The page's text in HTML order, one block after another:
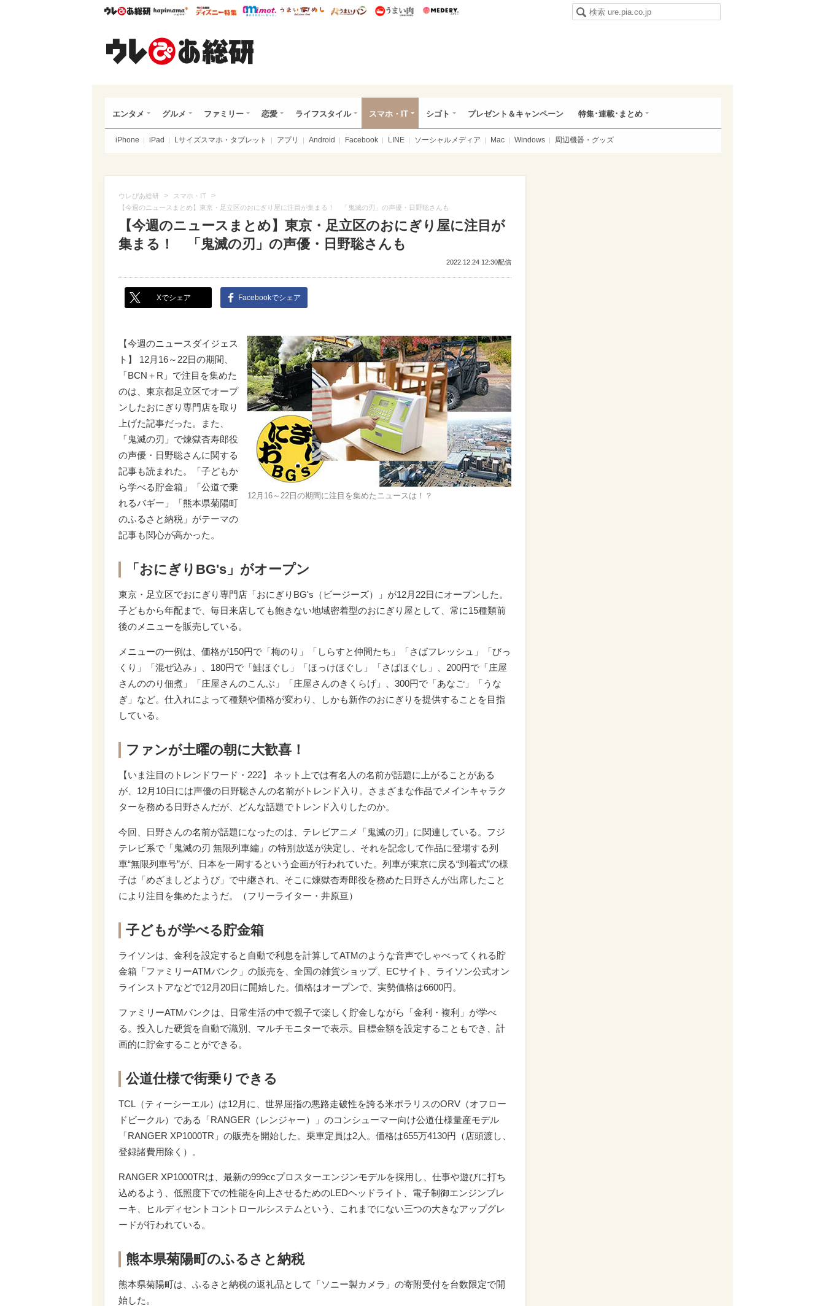
ウレぴあ総研ハピママ* ウレぴあ総研 ディズニー特集
mimot. うまいめし うまいパン うまい肉
エンタメ グルメ ファミリー 恋愛 ライフスタイル スマホ・IT シゴト プレゼント＆キャンペーン 特集･連載･まとめ
iPhone iPad Lサイズスマホ・タブレット アプリ Android Facebook LINE ソーシャルメディア Mac Windows 周辺機器・グッズ
ウレぴあ総研 > スマホ・IT >
【今週のニュースまとめ】東京・足立区のおにぎり屋に注目が集まる！ 「鬼滅の刃」の声優・日野聡さんも
【今週のニュースまとめ】東京・足立区のおにぎり屋に注目が
集まる！ 「鬼滅の刃」の声優・日野聡さんも
2022.12.24 12:30配信
Xでシェア Facebookでシェア
12月16～22日の期間に注目を集めたニュースは！？
【今週のニュースダイジェス
ト】 12月16～22日の期間、
「BCN＋R」で注目を集めた
のは、東京都足立区でオープ
ンしたおにぎり専門店を取り
上げた記事だった。また、
「鬼滅の刃」で煉獄杏寿郎役
の声優・日野聡さんに関する
記事も読まれた。「子どもか
ら学べる貯金箱」「公道で乗
れるバギー」「熊本県菊陽町
のふるさと納税」がテーマの
記事も関心が高かった。
「おにぎりBG's」がオープン
東京・足立区でおにぎり専門店「おにぎりBG's（ビージーズ）」が12月22日にオープンした。
子どもから年配まで、毎日来店しても飽きない地域密着型のおにぎり屋として、常に15種類前
後のメニューを販売している。
メニューの一例は、価格が150円で「梅のり」「しらすと仲間たち」「さばフレッシュ」「びっ
くり」「混ぜ込み」、180円で「鮭ほぐし」「ほっけほぐし」「さばほぐし」、200円で「庄屋
さんののり佃煮」「庄屋さんのこんぶ」「庄屋さんのきくらげ」、300円で「あなご」「うな
ぎ」など。仕入れによって種類や価格が変わり、しかも新作のおにぎりを提供することを目指
している。
ファンが土曜の朝に大歓喜！
【いま注目のトレンドワード・222】 ネット上では有名人の名前が話題に上がることがある
が、12月10日には声優の日野聡さんの名前がトレンド入り。さまざまな作品でメインキャラク
ターを務める日野さんだが、どんな話題でトレンド入りしたのか。
今回、日野さんの名前が話題になったのは、テレビアニメ「鬼滅の刃」に関連している。フジ
テレビ系で「鬼滅の刃 無限列車編」の特別放送が決定し、それを記念して作品に登場する列
車“無限列車号”が、日本を一周するという企画が行われていた。列車が東京に戻る“到着式”の様
子は「めざましどようび」で中継され、そこに煉獄杏寿郎役を務めた日野さんが出席したこと
により注目を集めたようだ。（フリーライター・井原亘）
子どもが学べる貯金箱
ライソンは、金利を設定すると自動で利息を計算してATMのような音声でしゃべってくれる貯
金箱「ファミリーATMバンク」の販売を、全国の雑貨ショップ、ECサイト、ライソン公式オン
ラインストアなどで12月20日に開始した。価格はオープンで、実勢価格は6600円。
ファミリーATMバンクは、日常生活の中で親子で楽しく貯金しながら「金利・複利」が学べ
る。投入した硬貨を自動で識別、マルチモニターで表示。目標金額を設定することもでき、計
画的に貯金することができる。
公道仕様で街乗りできる
TCL（ティーシーエル）は12月に、世界屈指の悪路走破性を誇る米ポラリスのORV（オフロー
ドビークル）である「RANGER（レンジャー）」のコンシューマー向け公道仕様量産モデル
「RANGER XP1000TR」の販売を開始した。乗車定員は2人。価格は655万4130円（店頭渡し、
登録諸費用除く）。
RANGER XP1000TRは、最新の999ccプロスターエンジンモデルを採用し、仕事や遊びに打ち
込めるよう、低照度下での性能を向上させるためのLEDヘッドライト、電子制御エンジンブレ
ーキ、ヒルディセントコントロールシステムという、これまでにない三つの大きなアップグレ
ードが行われている。
熊本県菊陽町のふるさと納税
熊本県菊陽町は、ふるさと納税の返礼品として「ソニー製カメラ」の寄附受付を台数限定で開
始した。